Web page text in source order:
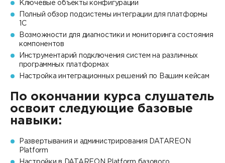
Ключевые объекты конфигурации
Полный обзор подсистемы интеграции для платформы
1С
Возможности для диагностики и мониторинга состояния
компонентов
Инструментарий подключения систем на различных
программных платформах
Настройка интеграционных решений по Вашим кейсам
По окончании курса слушатель
освоит следующие базовые
навыки:
Развертывания и администрирования DATAREON
Platform